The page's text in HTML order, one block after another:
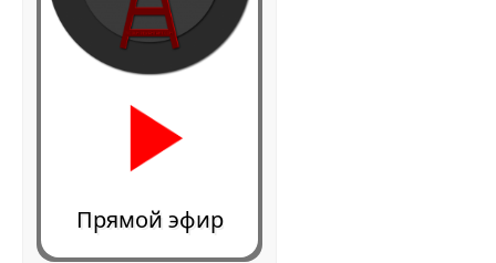
Прямой эфир